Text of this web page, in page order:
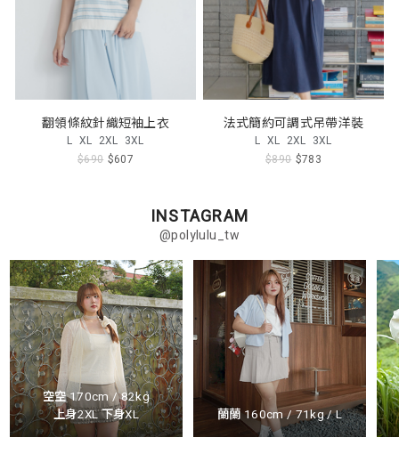
翻領條紋針織短袖上衣
L XL 2XL 3XL
$690 $607
法式簡約可調式吊帶洋裝
L XL 2XL 3XL
$890 $783
INSTAGRAM
@polylulu_tw
空空 170cm / 82kg
上身2XL 下身XL
蘭蘭 160cm / 71kg / L